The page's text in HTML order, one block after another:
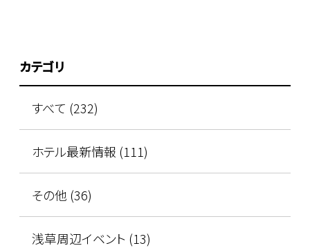
カテゴリ
すべて (232)
ホテル最新情報 (111)
その他 (36)
浅草周辺イベント (13)